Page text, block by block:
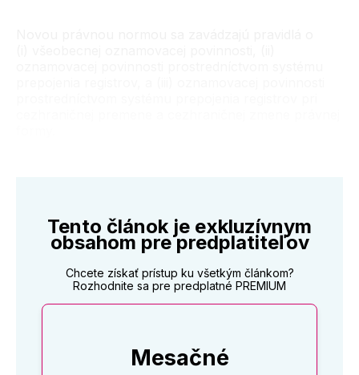
Tento článok je exkluzívnym
obsahom pre predplatiteľov
Chcete získať prístup ku všetkým článkom?
Rozhodnite sa pre predplatné PREMIUM
Mesačné